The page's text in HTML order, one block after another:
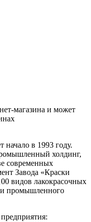
магазина и может
в 1993 году.
холдинг,
современных
Завода «Краски
видов лакокрасочных
и промышленного